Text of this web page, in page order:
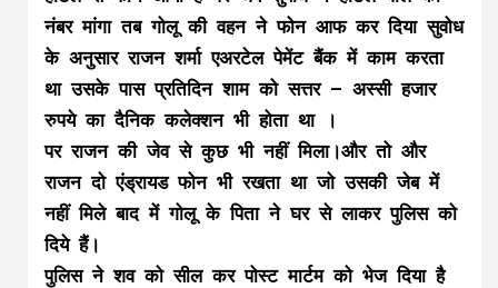
नंबर मांगा तब गोलू की वहन ने फोन आफ कर दिया सुवोध
के अनुसार राजन शर्मा एअरटेल पेमेंट बैंक में काम करता
था उसके पास प्रतिदिन शाम को सत्तर – अस्सी हजार
रुपये का दैनिक कलेक्शन भी होता था ।
पर राजन की जेव से कुछ भी नहीं मिला।और तो और
राजन दो एंड्रायड फोन भी रखता था जो उसकी जेब में
नहीं मिले बाद में गोलू के पिता ने घर से लाकर पुलिस को
दिये हैं।
पुलिस ने शव को सील कर पोस्ट मार्टम को भेज दिया है